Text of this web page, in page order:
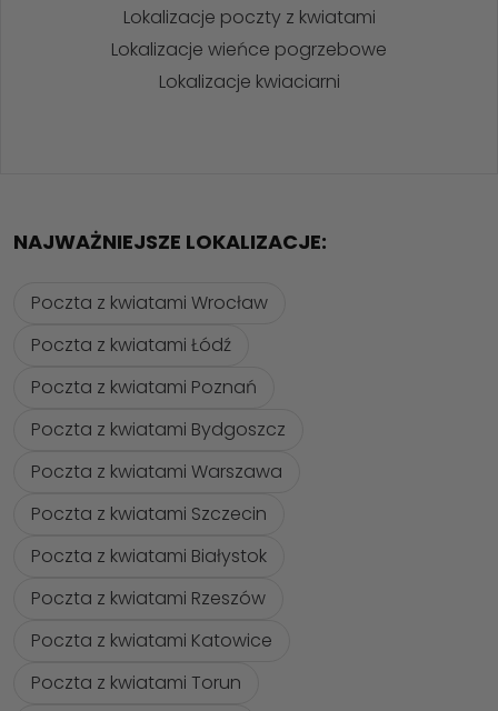
Lokalizacje poczty z kwiatami
Lokalizacje wieńce pogrzebowe
Lokalizacje kwiaciarni
NAJWAŻNIEJSZE LOKALIZACJE:
Poczta z kwiatami Wrocław
Poczta z kwiatami Łódź
Poczta z kwiatami Poznań
Poczta z kwiatami Bydgoszcz
Poczta z kwiatami Warszawa
Poczta z kwiatami Szczecin
Poczta z kwiatami Białystok
Poczta z kwiatami Rzeszów
Poczta z kwiatami Katowice
Poczta z kwiatami Torun